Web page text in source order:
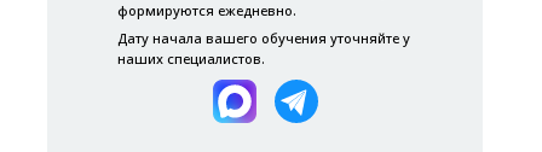
формируются ежедневно.
Дату начала вашего обучения уточняйте у
наших специалистов.